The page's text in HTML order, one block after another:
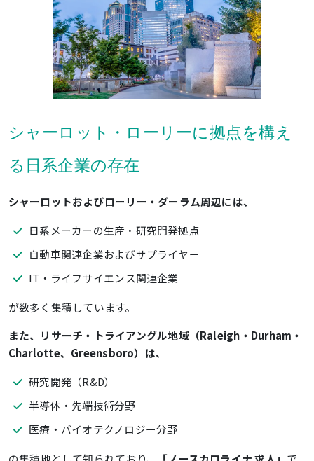
シャーロット・ローリーに拠点を構え
る 日系企業の存在
シャーロットおよびローリー・ダーラム周辺には、
日系メーカーの生産・研究開発拠点
自動車関連企業およびサプライヤー
IT・ライフサイエンス関連企業
が数多く集積しています。
また、リサーチ・トライアングル地域（Raleigh・Durham・
Charlotte、Greensboro）は、
研究開発（R&D）
半導体・先端技術分野
医療・バイオテクノロジー分野